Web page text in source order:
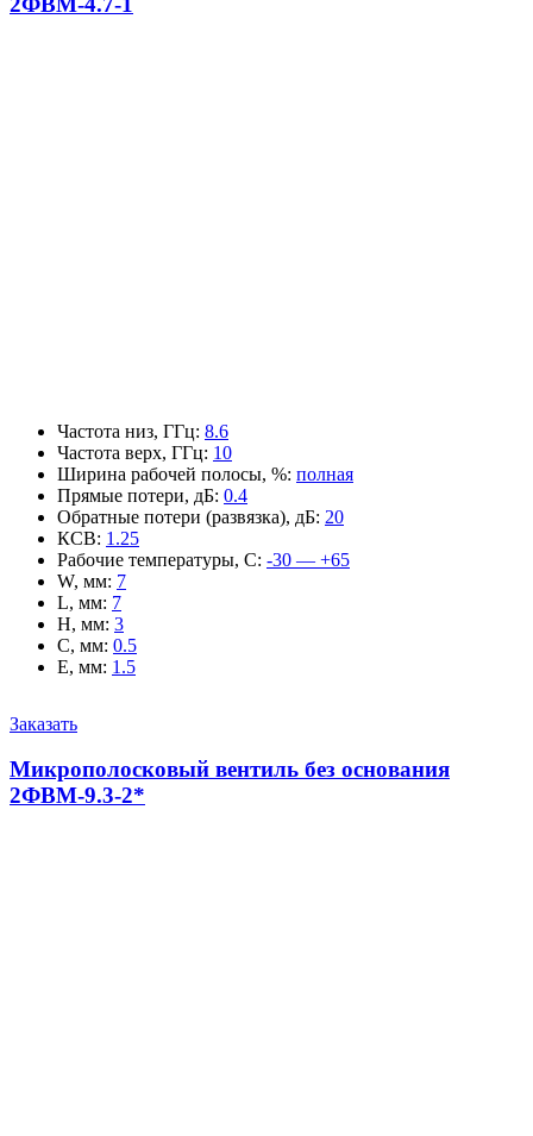
Частота низ, ГГц: 8.6
Частота верх, ГГц: 10
Ширина рабочей полосы, %: полная
Прямые потери, дБ: 0.4
Обратные потери (развязка), дБ: 20
КСВ: 1.25
Рабочие температуры, С: -30 — +65
W, мм: 7
L, мм: 7
H, мм: 3
C, мм: 0.5
E, мм: 1.5
Заказать
Микрополосковый вентиль без основания
2ФВМ-9.3-2*